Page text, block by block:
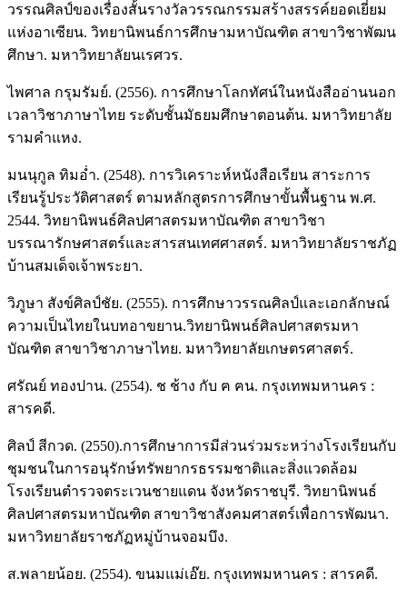
วรรณศิลป์ของเรื่องสั้นรางวัลวรรณกรรมสร้างสรรค์ยอดเยี่ยม
แห่งอาเซียน. วิทยานิพนธ์การศึกษามหาบัณฑิต สาขาวิชาพัฒน
ศึกษา. มหาวิทยาลัยนเรศวร.
ไพศาล กรุมรัมย์. (2556). การศึกษาโลกทัศน์ในหนังสืออ่านนอก
เวลาวิชาภาษาไทย ระดับชั้นมัธยมศึกษาตอนต้น. มหาวิทยาลัย
รามคำแหง.
มนนุกูล ทิมอ่ำ. (2548). การวิเคราะห์หนังสือเรียน สาระการ
เรียนรู้ประวัติศาสตร์ ตามหลักสูตรการศึกษาขั้นพื้นฐาน พ.ศ.
2544. วิทยานิพนธ์ศิลปศาสตรมหาบัณฑิต สาขาวิชา
บรรณารักษศาสตร์และสารสนเทศศาสตร์. มหาวิทยาลัยราชภัฏ
บ้านสมเด็จเจ้าพระยา.
วิภูษา สังข์ศิลป์ชัย. (2555). การศึกษาวรรณศิลป์และเอกลักษณ์
ความเป็นไทยในบทอาขยาน.วิทยานิพนธ์ศิลปศาสตรมหา
บัณฑิต สาขาวิชาภาษาไทย. มหาวิทยาลัยเกษตรศาสตร์.
ศรัณย์ ทองปาน. (2554). ช ช้าง กับ ฅ ฅน. กรุงเทพมหานคร :
สารคดี.
ศิลป์ สีกวด. (2550).การศึกษาการมีส่วนร่วมระหว่างโรงเรียนกับ
ชุมชนในการอนุรักษ์ทรัพยากรธรรมชาติและสิ่งแวดล้อม
โรงเรียนตำรวจตระเวนชายแดน จังหวัดราชบุรี. วิทยานิพนธ์
ศิลปศาสตรมหาบัณฑิต สาขาวิชาสังคมศาสตร์เพื่อการพัฒนา.
มหาวิทยาลัยราชภัฏหมู่บ้านจอมบึง.
ส.พลายน้อย. (2554). ขนมแม่เอ๊ย. กรุงเทพมหานคร : สารคดี.